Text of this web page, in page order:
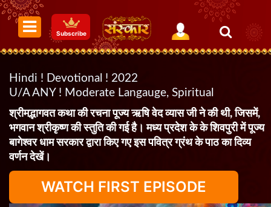
Subscribe
Hindi ! Devotional ! 2022
U/A ANY ! Moderate Langauge, Spiritual
श्रीमद्भागवत कथा की रचना पूज्य ऋषि वेद व्यास जी ने की थी, जिसमें,
भगवान श्रीकृष्ण की स्तुति की गई है। मध्य प्रदेश के के शिवपुरी में पूज्य
बागेश्वर धाम सरकार द्वारा किए गए इस पवित्र ग्रंथ के पाठ का दिव्य
वर्णन देखें।
WATCH FIRST EPISODE